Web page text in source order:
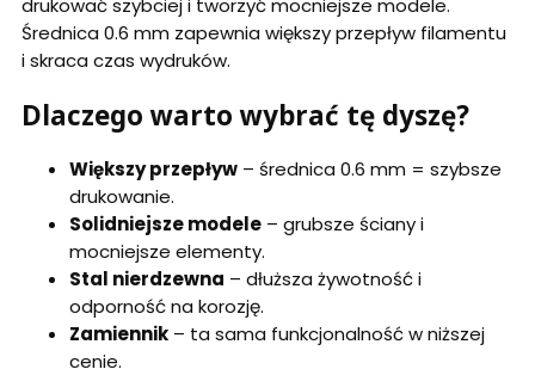
drukować szybciej i tworzyć mocniejsze modele.
Średnica 0.6 mm zapewnia większy przepływ filamentu
i skraca czas wydruków.
Dlaczego warto wybrać tę dyszę?
Większy przepływ – średnica 0.6 mm = szybsze
drukowanie.
Solidniejsze modele – grubsze ściany i
mocniejsze elementy.
Stal nierdzewna – dłuższa żywotność i
odporność na korozję.
Zamiennik – ta sama funkcjonalność w niższej
cenie.